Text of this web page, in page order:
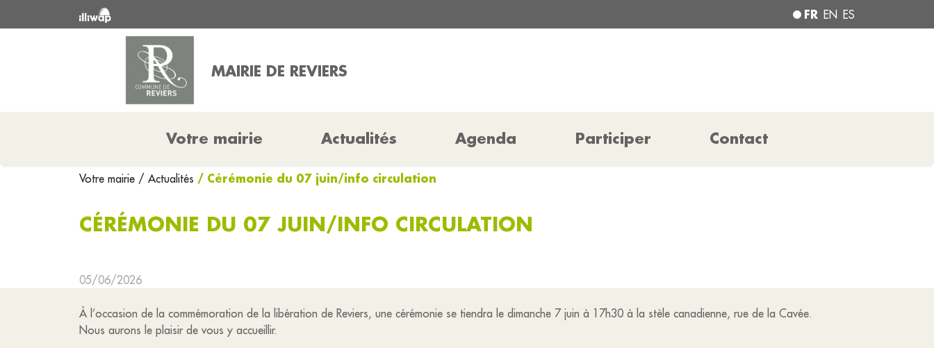
FR EN ES
MAIRIE DE REVIERS
Votre mairie Actualités Agenda Participer Contact
Votre mairie / Actualités / Cérémonie du 07 juin/info circulation
CÉRÉMONIE DU 07 JUIN/INFO CIRCULATION
05/06/2026
À l’occasion de la commémoration de la libération de Reviers, une cérémonie se tiendra le dimanche 7 juin à 17h30 à la stèle canadienne, rue de la Cavée.
Nous aurons le plaisir de vous y accueillir.